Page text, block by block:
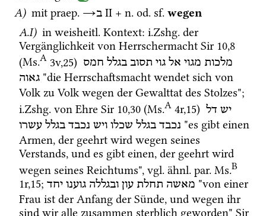
A) mit praep. →ב ‎ II + n. od. sf. wegen
A.I) in weisheitl. Kontext: i.Zshg. der
Vergänglichkeit von Herrschermacht Sir 10,8
(Ms.A 3v,25) מלכות מגוי אל גוי תסוב בגלל חמס
גאוה "die Herrschaftsmacht wendet sich von
i.Zshg. von Ehre Sir 10,30 (Ms.A 4r,15) יש דל
נכבד בגלל שכלו ויש נכבד בגלל עשרו
"es gibt einen
Armen, der geehrt wird wegen seines
Verstands, und es gibt einen, der geehrt wird
wegen seines Reichtums", vgl. ähnl. par. Ms.B
1r,15; מאשה תחלת עון ובגללה גוענו יחד
"von einer
Frau ist der Anfang der Sünde, und wegen ihr
sind wir alle zusammen sterblich geworden" Sir